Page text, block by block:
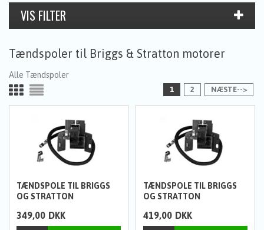
Tændspoler til Briggs & Stratton motorer
Alle Tændspoler
1 2 NÆSTE-->
TÆNDSPOLE TIL BRIGGS
OG STRATTON
349,00 DKK
TÆNDSPOLE TIL BRIGGS
OG STRATTON
419,00 DKK